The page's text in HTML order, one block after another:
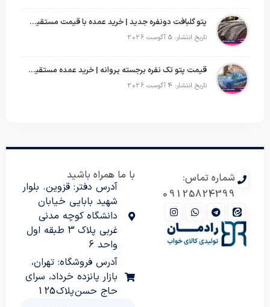
پتو گلبافت دونفره جدید | خرید عمده با قیمت مستقیم و طرح‌های پرفروش بازار
تاریخ انتشار: 5 آگوست 2026
قیمت پتو تک نفره برجسته پروانه | خرید عمده مستقیم با بهترین قیمت بازار
تاریخ انتشار: 4 آگوست 2026
شماره تماس:
09125824399
با ما همراه باشید
آدرس دفتر: قزوین. بلوار
شهید بابایی خیابان
دانشگاه کوچه مدنی
غربی پلاک 3 طبقه اول
واحد 6
آدرس فروشگاه: تهران،
بازار پانزده خرداد، سرای
حاج حسن پلاک 125